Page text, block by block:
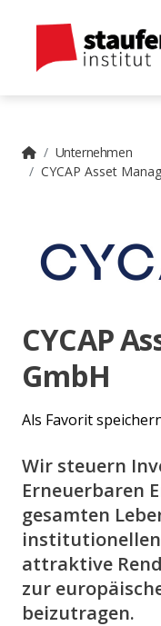
Unternehmen
CYCAP Asset
CYCAP
GmbH
Als Favorit
Wir steuern
Erneuerbaren
gesamten
attraktive
zur
beizutragen.